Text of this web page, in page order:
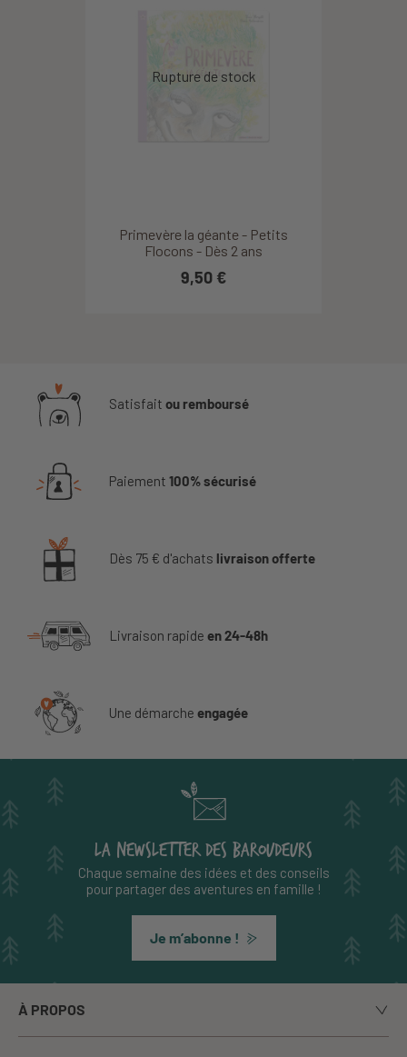
Primevère la géante - Petits
Flocons - Dès 2 ans
9,50 €
Satisfait ou remboursé
Paiement 100% sécurisé
Dès 75 € d'achats livraison offerte
Livraison rapide en 24-48h
Une démarche engagée
LA NEWSLETTER DES BAROUDEURS
Chaque semaine des idées et des conseils
pour partager des aventures en famille !
Je m’abonne !
À PROPOS
Notre histoire